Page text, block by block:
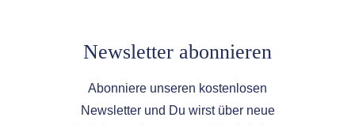
Newsletter abonnieren
Abonniere unseren kostenlosen
Newsletter und Du wirst über neue